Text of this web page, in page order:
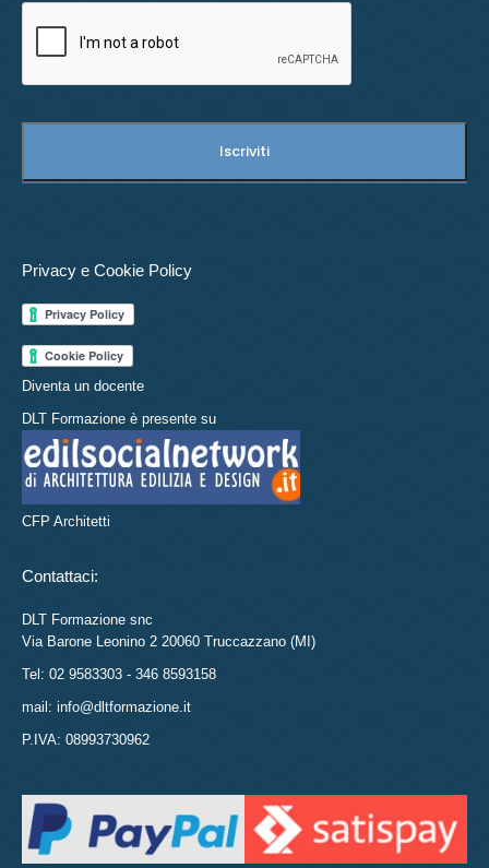
Privacy e Cookie Policy
Diventa un docente
DLT Formazione è presente su
CFP Architetti
Contattaci:
DLT Formazione snc
Via Barone Leonino 2 20060 Truccazzano (MI)
Tel: 02 9583303 - 346 8593158
mail: info@dltformazione.it
P.IVA: 08993730962